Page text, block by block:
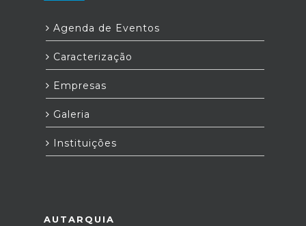
Agenda de Eventos
Caracterização
Empresas
Galeria
Instituições
AUTARQUIA